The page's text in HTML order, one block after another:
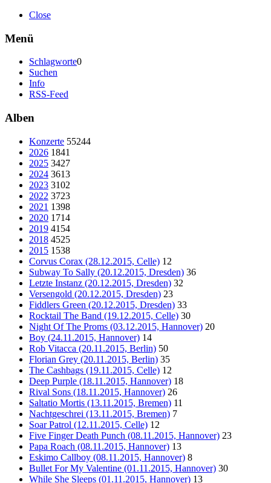
Close
Menü
Schlagworte0
Suchen
Info
RSS-Feed
Alben
Konzerte 55244
2026 1841
2025 3427
2024 3613
2023 3102
2022 3723
2021 1398
2020 1714
2019 4154
2018 4525
2015 1538
Corvus Corax (28.12.2015, Celle) 12
Subway To Sally (20.12.2015, Dresden) 36
Letzte Instanz (20.12.2015, Dresden) 32
Versengold (20.12.2015, Dresden) 23
Fiddlers Green (20.12.2015, Dresden) 33
Rocktail The Band (19.12.2015, Celle) 30
Night Of The Proms (03.12.2015, Hannover) 20
Boy (24.11.2015, Hannover) 14
Rob Vitacca (20.11.2015, Berlin) 50
Florian Grey (20.11.2015, Berlin) 35
The Cashbags (19.11.2015, Celle) 12
Deep Purple (18.11.2015, Hannover) 18
Rival Sons (18.11.2015, Hannover) 26
Saltatio Mortis (13.11.2015, Bremen) 11
Nachtgeschrei (13.11.2015, Bremen) 7
Soar Patrol (12.11.2015, Celle) 12
Five Finger Death Punch (08.11.2015, Hannover) 23
Papa Roach (08.11.2015, Hannover) 13
Eskimo Callboy (08.11.2015, Hannover) 8
Bullet For My Valentine (01.11.2015, Hannover) 30
While She Sleeps (01.11.2015, Hannover) 13